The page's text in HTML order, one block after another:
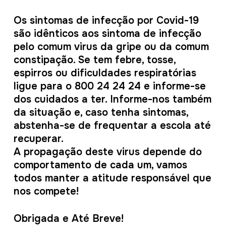
Os sintomas de infecção por Covid-19
são idênticos aos sintoma de infecção
pelo comum virus da gripe ou da comum
constipação. Se tem febre, tosse,
espirros ou dificuldades respiratórias
ligue para o 800 24 24 24 e informe-se
dos cuidados a ter. Informe-nos também
da situação e, caso tenha sintomas,
abstenha-se de frequentar a escola até
recuperar.
A propagação deste virus depende do
comportamento de cada um, vamos
todos manter a atitude responsável que
nos compete!
Obrigada e Até Breve!